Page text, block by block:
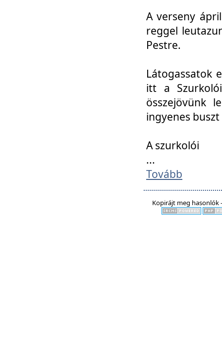
A verseny
reggel
Pestre.
Látogassatok
itt a
összejövünk
ingyenes
A szurkolói
...
Tovább
Kopirájt meg hasonlók